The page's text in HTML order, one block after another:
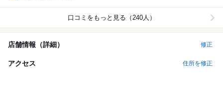
口コミをもっと見る（240人）
店舗情報（詳細） 修正
アクセス 住所を修正